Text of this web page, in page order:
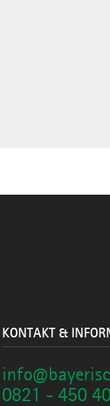
KONTAKT &
0821 - 450